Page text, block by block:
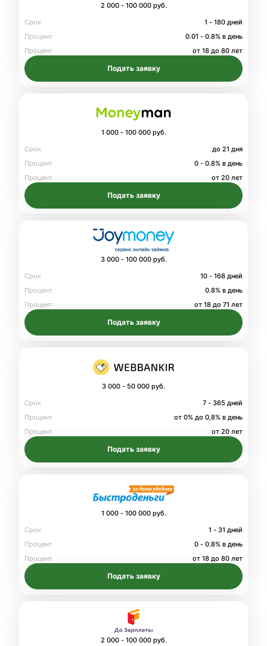
2 000 - 100 000 руб.
Срок
1 - 180 дней
Процент
0.01 - 0.8% в день
Процент
от 18 до 80 лет
Подать заявку
1 000 - 100 000 руб.
Срок
до 21 дня
Процент
0 - 0.8% в день
Процент
от 20 лет
Подать заявку
3 000 - 100 000 руб.
Срок
10 - 168 дней
Процент
0.8% в день
Процент
от 18 до 71 лет
Подать заявку
3 000 - 50 000 руб.
Срок
7 - 365 дней
Процент
от 0% до 0,8% в день
Процент
от 20 лет
Подать заявку
1 000 - 100 000 руб.
Срок
1 - 31 дней
Процент
0 - 0.8% в день
Процент
от 18 до 80 лет
Подать заявку
2 000 - 100 000 руб.